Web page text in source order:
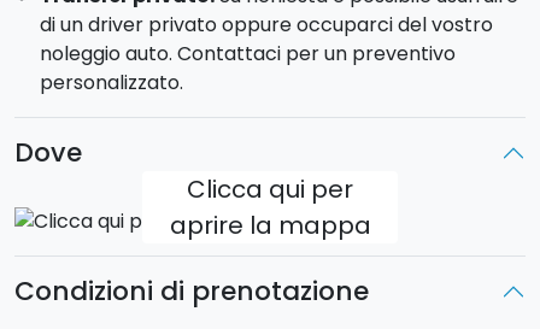
Tour in quad di 1 ora alle Gole dell'Alcantara:
partendo dalle Gole dell'Alcantara, percorrerete
strade sterrate ammirando paesaggi suggestivi e
affascinanti. Attraverserete le acque del fiume
ammirando il canyon eroso nell'arco degli anni.
GIORNO 5
Colazione in b&b e giornata libera.
Ecco alcuni dei nostri suggerimenti sulle attività da
fare:
di un driver privato oppure occuparci del vostro
noleggio auto. Contattaci per un preventivo
personalizzato.
Dove
Clicca qui per
aprire la mappa
Condizioni di prenotazione